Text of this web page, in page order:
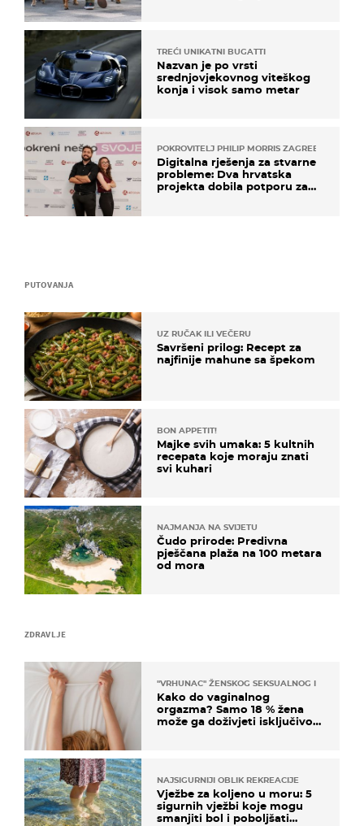
ZDRAVLJE
"VRHUNAC" ŽENSKOG SEKSUALNOG ISKUSTVA
Kako do vaginalnog
orgazma? Samo 18 % žena
može ga doživjeti isključivo
NAJSIGURNIJI OBLIK REKREACIJE
Vježbe za koljeno u moru: 5
sigurnih vježbi koje mogu
smanjiti bol i poboljšati
PUTOVANJA
UZ RUČAK ILI VEČERU
Savršeni prilog: Recept za
najfinije mahune sa špekom
BON APPETIT!
Majke svih umaka: 5 kultnih
recepata koje moraju znati
svi kuhari
NAJMANJA NA SVIJETU
Čudo prirode: Predivna
pješčana plaža na 100 metara
od mora
TREĆI UNIKATNI BUGATTI
Nazvan je po vrsti
srednjovjekovnog viteškog
konja i visok samo metar
POKROVITELJ PHILIP MORRIS ZAGREB
Digitalna rješenja za stvarne
probleme: Dva hrvatska
projekta dobila potporu za